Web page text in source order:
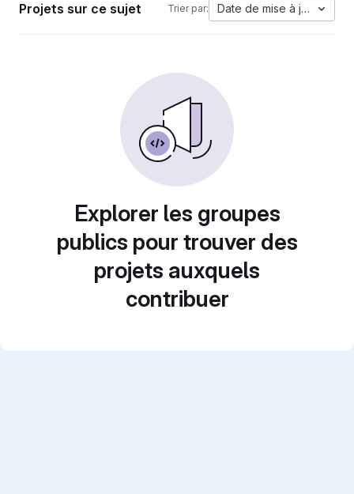
Projets sur ce sujet Trier par: Date de mise à jour
Explorer les groupes
publics pour trouver des
projets auxquels
contribuer